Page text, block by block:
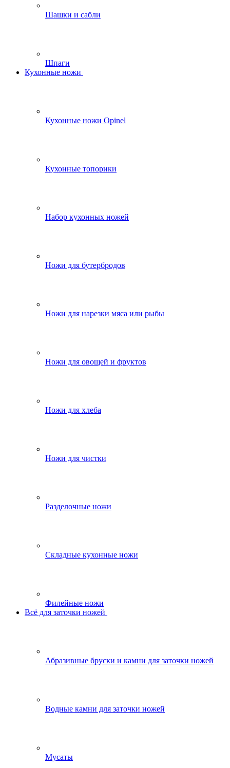
Шашки и сабли
Шпаги
Кухонные ножи
Кухонные ножи Opinel
Кухонные топорики
Набор кухонных ножей
Ножи для бутербродов
Ножи для нарезки мяса или рыбы
Ножи для овощей и фруктов
Ножи для хлеба
Ножи для чистки
Разделочные ножи
Складные кухонные ножи
Филейные ножи
Всё для заточки ножей
Абразивные бруски и камни для заточки ножей
Водные камни для заточки ножей
Мусаты